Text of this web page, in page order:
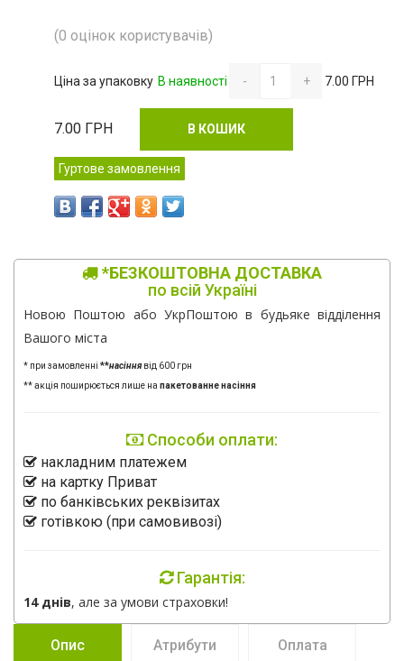
(0 оцінок користувачів)
Ціна за упаковку В наявності - + 7.00 ГРН
7.00 ГРН В КОШИК
Гуртове замовлення
*БЕЗКОШТОВНА ДОСТАВКА
по всій Україні
Новою Поштою або УкрПоштою в будьяке відділення
Вашого міста
* при замовленні **насіннявід 600 грн
** акція поширюється лише на пакетованне насіння
Способи оплати:
накладним платежем
на картку Приват
по банківських реквізитах
готівкою (при самовивозі)
Гарантія:
14 днів, але за умови страховки!
Опис Атрибути Оплата